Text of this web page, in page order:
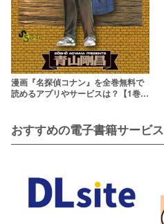
漫画『名探偵コナン』を全巻無料で
読めるアプリやサービスは？【1巻か
おすすめの電子書籍サービス